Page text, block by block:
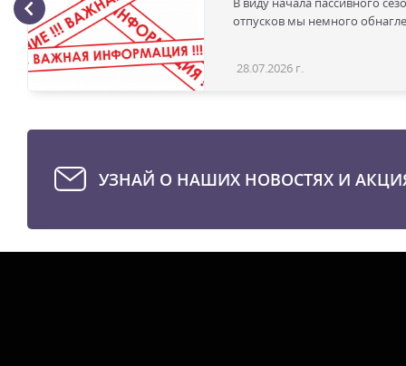
отпусков мы немного
28.07.2026 г.
УЗНАЙ О НАШИХ НОВОСТЯХ И